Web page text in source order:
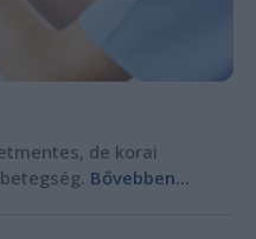
de korai
Bővebben...